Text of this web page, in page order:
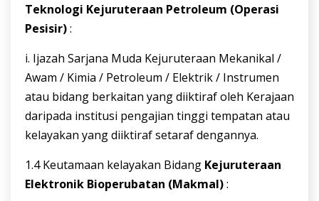
Teknologi Kejuruteraan Petroleum (Operasi
Pesisir):
i. Ijazah Sarjana Muda Kejuruteraan Mekanikal /
Awam / Kimia / Petroleum / Elektrik / Instrumen
atau bidang berkaitan yang diiktiraf oleh Kerajaan
daripada institusi pengajian tinggi tempatan atau
kelayakan yang diiktiraf setaraf dengannya.
1.4 Keutamaan kelayakan Bidang Kejuruteraan
Elektronik Bioperubatan (Makmal):